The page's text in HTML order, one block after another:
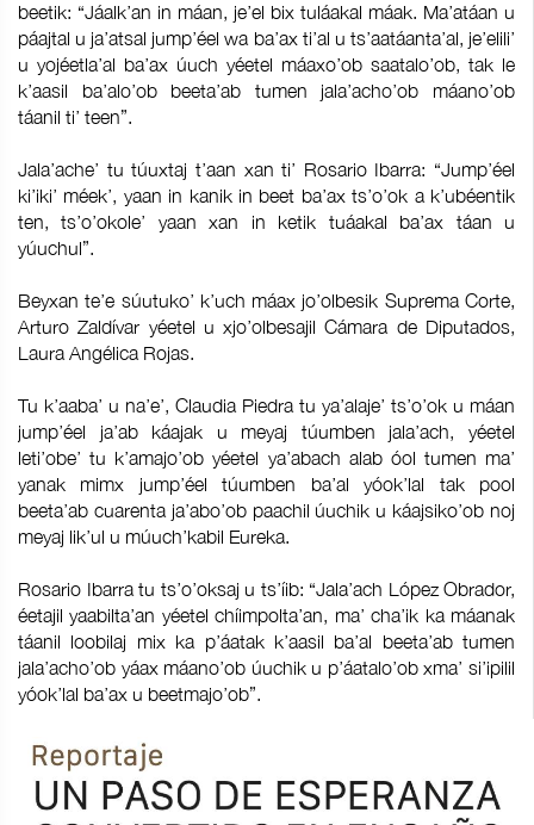
beetik: “Jáalk’an in máan, je’el bix tuláakal máak. Ma’atáan u
páajtal u ja’atsal jump’éel wa ba’ax ti’al u ts’aatáanta’al, je’elili’
u yojéetla’al ba’ax úuch yéetel máaxo’ob saatalo’ob, tak le
k’aasil ba’alo’ob beeta’ab tumen jala’acho’ob máano’ob
táanil ti’ teen”.
Jala’ache’ tu túuxtaj t’aan xan ti’ Rosario Ibarra: “Jump’éel
ki’iki’ méek’, yaan in kanik in beet ba’ax ts’o’ok a k’ubéentik
ten, ts’o’okole’ yaan xan in ketik tuáakal ba’ax táan u
yúuchul”.
Beyxan te’e súutuko’ k’uch máax jo’olbesik Suprema Corte,
Arturo Zaldívar yéetel u xjo’olbesajil Cámara de Diputados,
Laura Angélica Rojas.
Tu k’aaba’ u na’e’, Claudia Piedra tu ya’alaje’ ts’o’ok u máan
jump’éel ja’ab káajak u meyaj túumben jala’ach, yéetel
leti’obe’ tu k’amajo’ob yéetel ya’abach alab óol tumen ma’
yanak mimx jump’éel túumben ba’al yóok’lal tak pool
beeta’ab cuarenta ja’abo’ob paachil úuchik u káajsiko’ob noj
meyaj lik’ul u múuch’kabil Eureka.
Rosario Ibarra tu ts’o’oksaj u ts’íib: “Jala’ach López Obrador,
éetajil yaabilta’an yéetel chíimpolta’an, ma’ cha’ik ka máanak
táanil loobilaj mix ka p’áatak k’aasil ba’al beeta’ab tumen
jala’acho’ob yáax máano’ob úuchik u p’áatalo’ob xma’ si’ipilil
yóok’lal ba’ax u beetmajo’ob”.